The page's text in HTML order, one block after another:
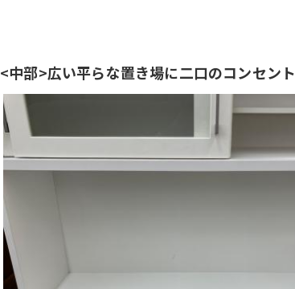
<中部>広い平らな置き場に二口のコンセント